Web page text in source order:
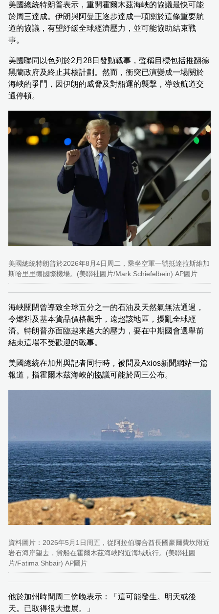
美國總統特朗普表示，重開霍爾木茲海峽的協議最快可能
於周三達成。伊朗與阿曼正逐步達成一項關於這條重要航
道的協議，有望紓緩全球經濟壓力，並可能協助結束戰
事。
美國聯同以色列於2月28日發動戰事，聲稱目標包括推翻德
黑蘭政府及終止其核計劃。然而，衝突已演變成一場關於
海峽的爭鬥，因伊朗的威脅及對船運的襲擊，導致航道交
通停頓。
美國總統特朗普於2026年8月4日周二，乘坐空軍一號抵達拉斯維加
斯哈里里德國際機場。(美聯社圖片/Mark Schiefelbein) AP圖片
海峽關閉曾導致全球五分之一的石油及天然氣無法通過，
令燃料及基本貨品價格飆升，遠超該地區，擾亂全球經
濟。特朗普亦面臨越來越大的壓力，要在中期國會選舉前
結束這場不受歡迎的戰事。
美國總統在加州與記者同行時，被問及Axios新聞網站一篇
報道，指霍爾木茲海峽的協議可能於周三公布。
資料圖片：2026年5月1日周五，從阿拉伯聯合酋長國豪爾費坎附近
岩石海岸望去，貨船在霍爾木茲海峽附近海域航行。(美聯社圖
片/Fatima Shbair) AP圖片
他於加州時間周二傍晚表示：「這可能發生。明天或後
天。已取得很大進展。」